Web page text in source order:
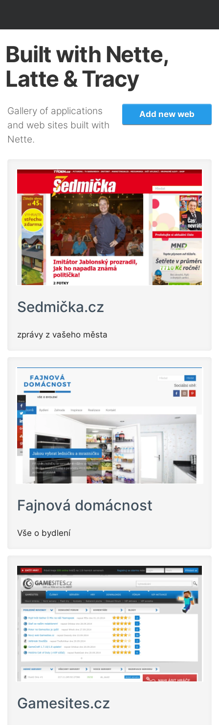
Built with Nette,
Latte & Tracy
Add new web
Gallery of applications
and web sites built with
Nette.
Sedmička.cz
zprávy z vašeho města
Fajnová domácnost
Vše o bydlení
Gamesites.cz